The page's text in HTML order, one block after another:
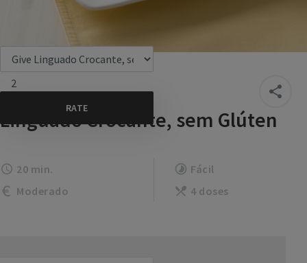
2
Linguado Crocante, sem Glúten
20 min.
Fácil
Moderado
4 doses